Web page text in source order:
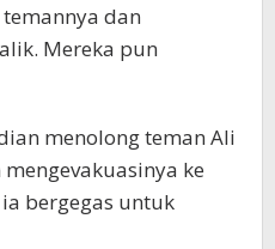
dan
Mereka pun
menolong teman Ali
ke
bergegas untuk